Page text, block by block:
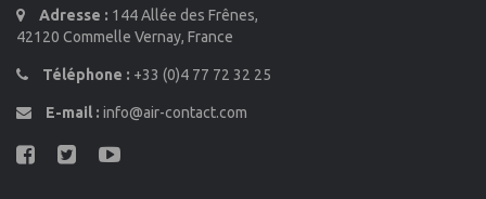
Adresse : 144 Allée des Frênes,
42120 Commelle Vernay, France
Téléphone : +33 (0)4 77 72 32 25
E-mail : info@air-contact.com